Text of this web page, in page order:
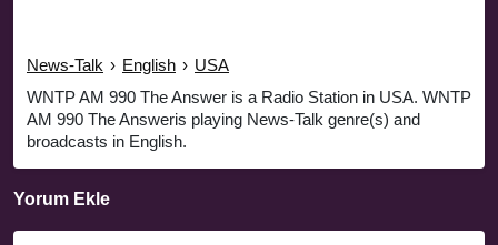
News-Talk › English › USA
WNTP AM 990 The Answer is a Radio Station in USA. WNTP
AM 990 The Answeris playing News-Talk genre(s) and
broadcasts in English.
Yorum Ekle